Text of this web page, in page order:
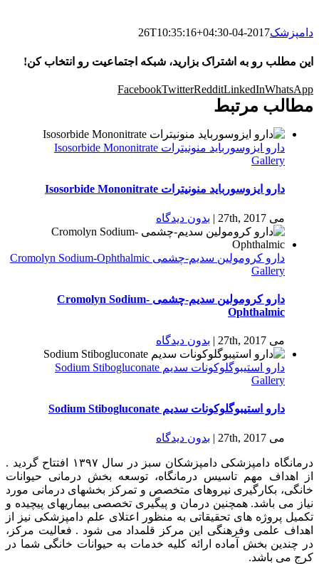
دامپزشک2017-04-26T10:35:16+04:30
این مطلب رو به اشتراک بزارید، شبکه اجتماعیت رو انتخاب کن!
FacebookTwitterRedditLinkedInWhatsApp
مطالب مرتبط
دارو ایزوسورباید منونیترات Isosorbide Mononitrate
Gallery
دارو ایزوسورباید منونیترات Isosorbide Mononitrate
می 27th, 2017 | بدون ديدگاه
دارو كرومولين سدیم-چشمی Cromolyn Sodium-Ophthalmic
Gallery
دارو كرومولين سدیم-چشمی Cromolyn Sodium-
Ophthalmic
می 27th, 2017 | بدون ديدگاه
دارو استیبوگلوکونات سدیم Sodium Stibogluconate
Gallery
دارو استیبوگلوکونات سدیم Sodium Stibogluconate
می 27th, 2017 | بدون ديدگاه
درمانگاه دامپزشکی دامپزشکان سبز در سال ۱۳۹۷ افتتاح گردید .
از اهداف مهم تاسیس درمانگاه، توسعه بخش درمانی حیوانات
خانگی، بکارگیری نیروهای متخصص و تمرکز بخشهای درمانی مورد
نیاز می باشد. همچنین درمان و پیگیری تخصصی بیماریهای پیچیده و
تکمیل پروژه های تحقیقاتی به منظور اعتلای علم دامپزشکی نیز از
اهداف علمی وفرهنگی این مرکز قلمداد می شود . فعالیت مرکز،
در چندین بخش آماده ارائه کلیه خدمات به حیوانات خانگی شما در
کرج می باشد.